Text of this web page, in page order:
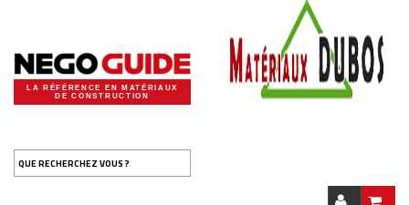
LA RÉFÉRENCE EN MATÉRIAUX
DE CONSTRUCTION
QUE RECHERCHEZ VOUS ?